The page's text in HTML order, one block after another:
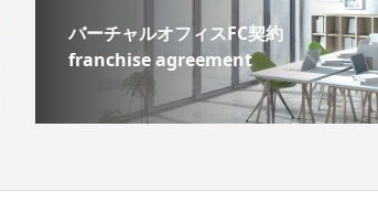
バーチャルオフィスFC契約
franchise agreement